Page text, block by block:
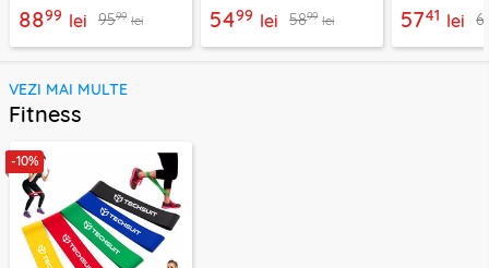
8899 lei 9599 lei 5499 lei 5899 lei 5741 lei
VEZI MAI MULTE
Fitness
-10%